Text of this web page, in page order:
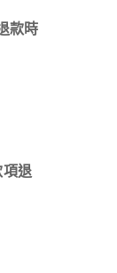
款時
項退